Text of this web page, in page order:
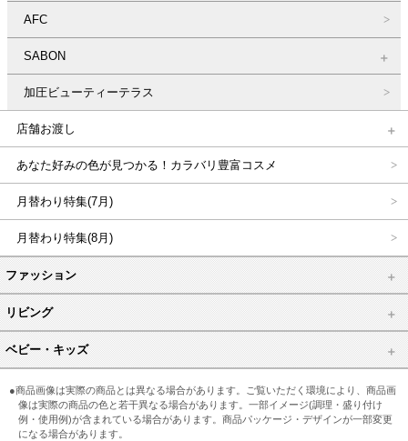
AFC
SABON
加圧ビューティーテラス
店舗お渡し
あなた好みの色が見つかる！カラバリ豊富コスメ
月替わり特集(7月)
月替わり特集(8月)
ファッション
リビング
ベビー・キッズ
●商品画像は実際の商品とは異なる場合があります。ご覧いただく環境により、商品画
像は実際の商品の色と若干異なる場合があります。一部イメージ(調理・盛り付け
例・使用例)が含まれている場合があります。商品パッケージ・デザインが一部変更
になる場合があります。